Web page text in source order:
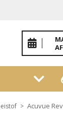
> Acuvue